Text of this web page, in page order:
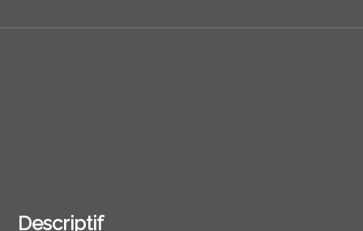
Descriptif